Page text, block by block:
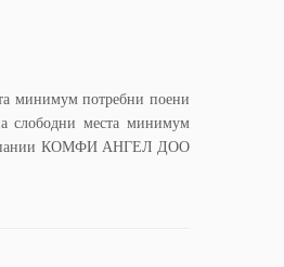
минимум потребни поени
слободни места минимум
компании КОМФИ АНГЕЛ ДОО